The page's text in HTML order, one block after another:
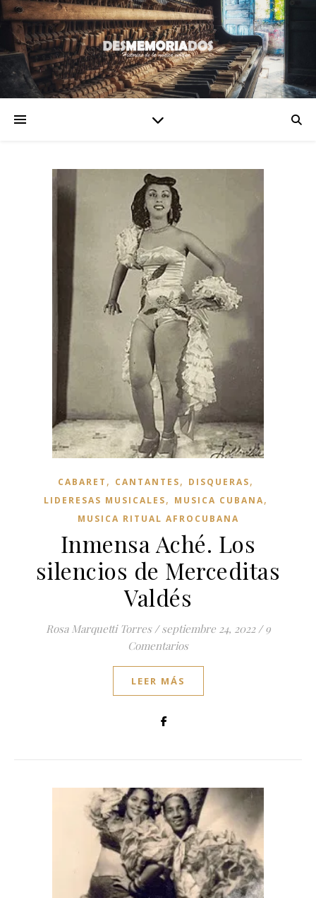
CABARET , CANTANTES, DISQUERAS,
LIDERESAS MUSICALES, MUSICA CUBANA,
MUSICA RITUAL AFROCUBANA
Inmensa Aché. Los
silencios de Merceditas
Valdés
Rosa Marquetti Torres / septiembre 24, 2022 / 9
Comentarios
LEER MÁS